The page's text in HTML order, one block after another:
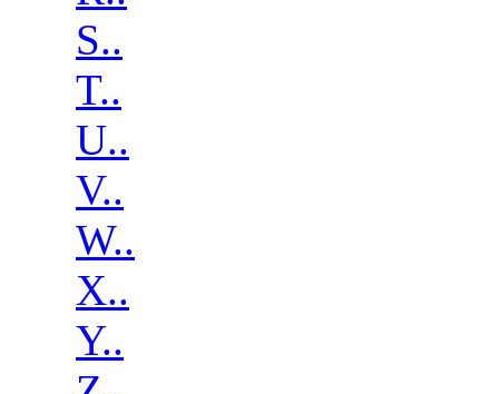
S..
T..
U..
V..
W..
X..
Y..